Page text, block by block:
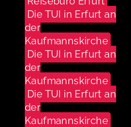
Die TUI in Erfurt an
der
Kaufmannskirche
Die TUI in Erfurt an
der
Kaufmannskirche
Die TUI in Erfurt an
der
Kaufmannskirche